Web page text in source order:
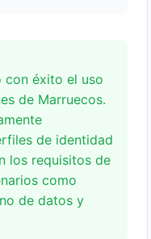
con éxito el uso
de Marruecos.
de identidad
los requisitos de
como
de datos y